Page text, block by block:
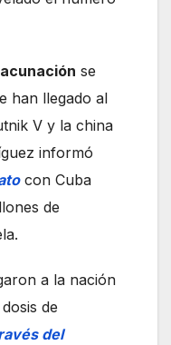
se
han llegado al
V y la china
informó
con Cuba
de
a la nación
de
del